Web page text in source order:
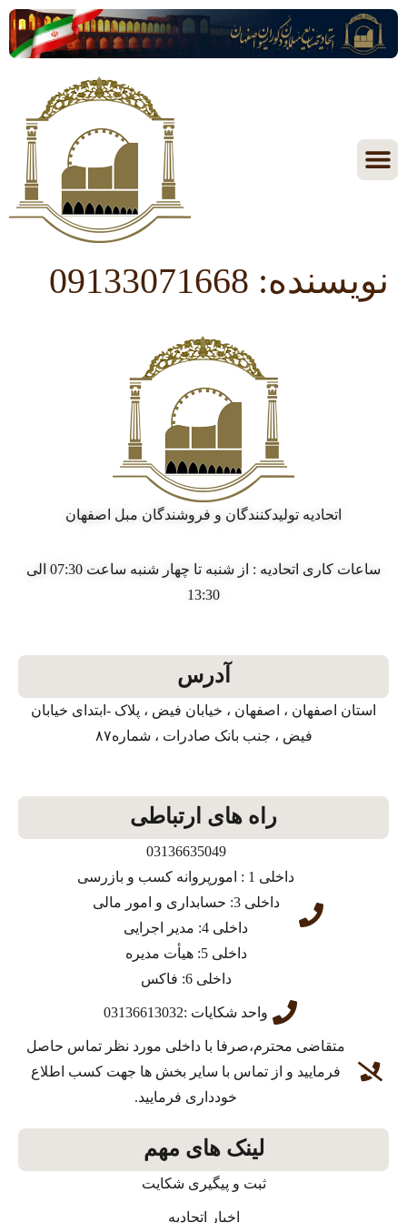
نویسنده: 09133071668
اتحادیه تولیدکنندگان و فروشندگان مبل اصفهان
ساعات کاری اتحادیه : از شنبه تا چهار شنبه ساعت 07:30 الی
13:30
آدرس
استان اصفهان ، اصفهان ، خیابان فیض ، پلاک -ابتدای خیابان
فیض ، جنب بانک صادرات ، شماره۸۷
راه های ارتباطی
03136635049
داخلی 1 : امورپروانه کسب و بازرسی
داخلی 3: حسابداری و امور مالی
داخلی 4: مدیر اجرایی
داخلی 5: هیأت مدیره
داخلی 6: فاکس
واحد شکایات :03136613032
متقاضی محترم،صرفا با داخلی مورد نظر تماس حاصل
فرمایید و از تماس با سایر بخش ها جهت کسب اطلاع
خودداری فرمایید.
لینک های مهم
ثبت و پیگیری شکایت
اخبار اتحادیه